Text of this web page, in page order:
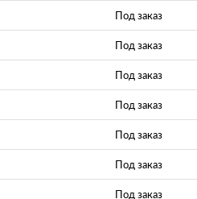
Под заказ
Под заказ
Под заказ
Под заказ
Под заказ
Под заказ
Под заказ